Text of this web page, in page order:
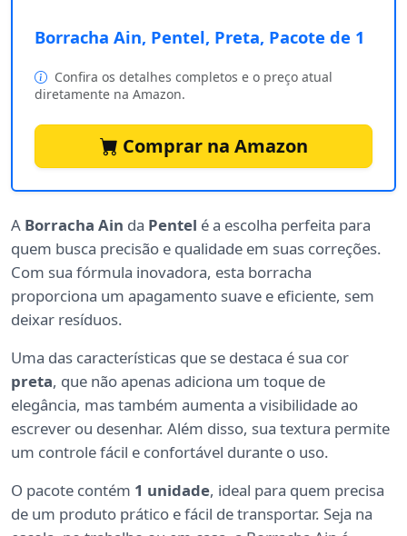
Borracha Ain, Pentel, Preta, Pacote de 1
Confira os detalhes completos e o preço atual
diretamente na Amazon.
Comprar na Amazon
A Borracha Ain da Pentel é a escolha perfeita para
quem busca precisão e qualidade em suas correções.
Com sua fórmula inovadora, esta borracha
proporciona um apagamento suave e eficiente, sem
deixar resíduos.
Uma das características que se destaca é sua cor
preta, que não apenas adiciona um toque de
elegância, mas também aumenta a visibilidade ao
escrever ou desenhar. Além disso, sua textura permite
um controle fácil e confortável durante o uso.
O pacote contém 1 unidade, ideal para quem precisa
de um produto prático e fácil de transportar. Seja na